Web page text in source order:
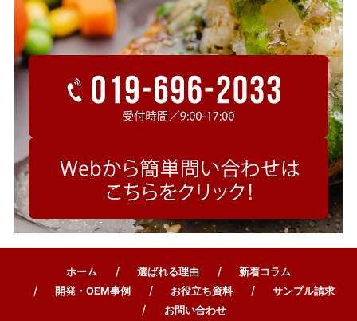
ホーム 選ばれる理由
新着コラム
開発・OEM事例
お役立ち資料
サンプル請求
お問い合わせ